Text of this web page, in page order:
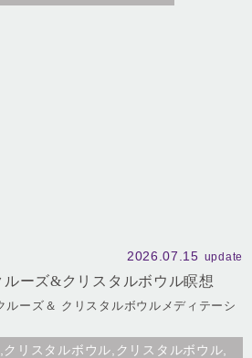
2026.07.15 update
ーズ&クリスタルボウル瞑想
ーズ＆ クリスタルボウルメディテーシ
リスタルボウル,クリスタルボウル,